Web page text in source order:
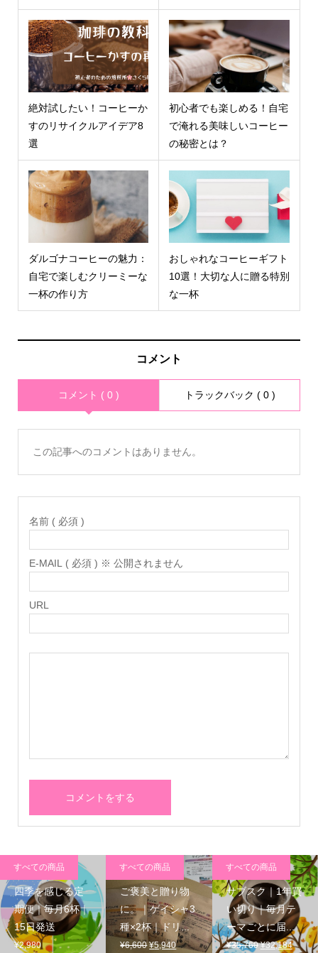
絶対試したい！コーヒーか
すのリサイクルアイデア8
選
初心者でも楽しめる！自宅
で淹れる美味しいコーヒー
の秘密とは？
ダルゴナコーヒーの魅力：
自宅で楽しむクリーミーな
一杯の作り方
おしゃれなコーヒーギフト
10選！大切な人に贈る特別
な一杯
コメント
コメント ( 0 ) トラックバック ( 0 )
この記事へのコメントはありません。
名前 ( 必須 )
E-MAIL ( 必須 ) ※ 公開されません
URL
四季を感じる定
期便｜毎月6杯｜
15日発送
¥2,980
すべての商品
ご褒美と贈り物
に。｜ゲイシャ3
種×2杯｜ドリ...
¥6,600元
¥5,940現
すべての商品
サブスク｜1年買
い切り｜毎月テ
ーマごとに届...
¥35,760元
¥32,184現
すべての商品